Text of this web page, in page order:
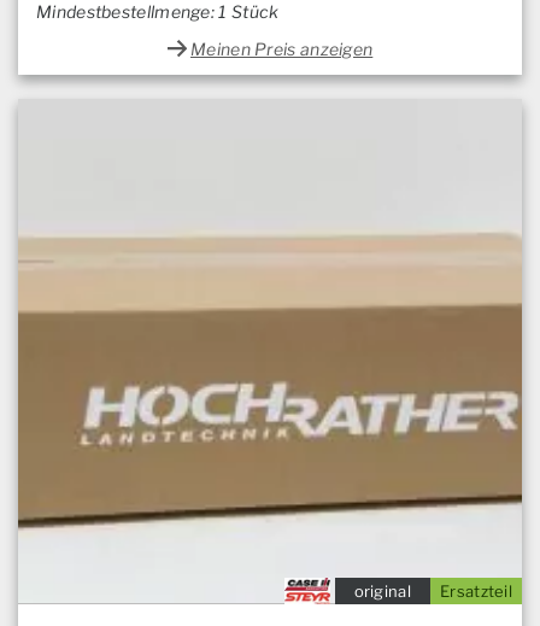
Mindestbestellmenge: 1 Stück
Meinen Preis anzeigen
Ersatzteil
original